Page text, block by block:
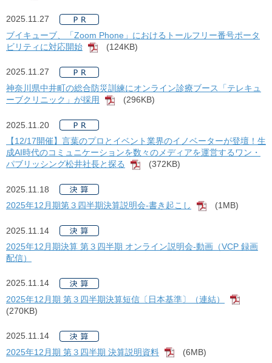
2025.11.27
ブイキューブ、「Zoom Phone」におけるトールフリー番号ポータ
ビリティに対応開始
[PDF]
(124KB)
2025.11.27
神奈川県中井町の総合防災訓練にオンライン診療ブース「テレキュ
ーブクリニック」が採用
[PDF]
(296KB)
2025.11.20
【12/17開催】言葉のプロとイベント業界のイノベーターが登壇！生
成AI時代のコミュニケーションを数々のメディアを運営するワン・
パブリッシング松井社長と探る
[PDF]
(372KB)
2025.11.18
2025年12月期第３四半期決算説明会-書き起こし
[PDF]
(1MB)
2025.11.14
2025年12月期決算 第３四半期 オンライン説明会-動画（VCP 録画
配信）
2025.11.14
2025年12月期 第３四半期決算短信〔日本基準〕（連結）
(270KB)
2025.11.14
2025年12月期 第３四半期 決算説明資料
[PDF]
(6MB)